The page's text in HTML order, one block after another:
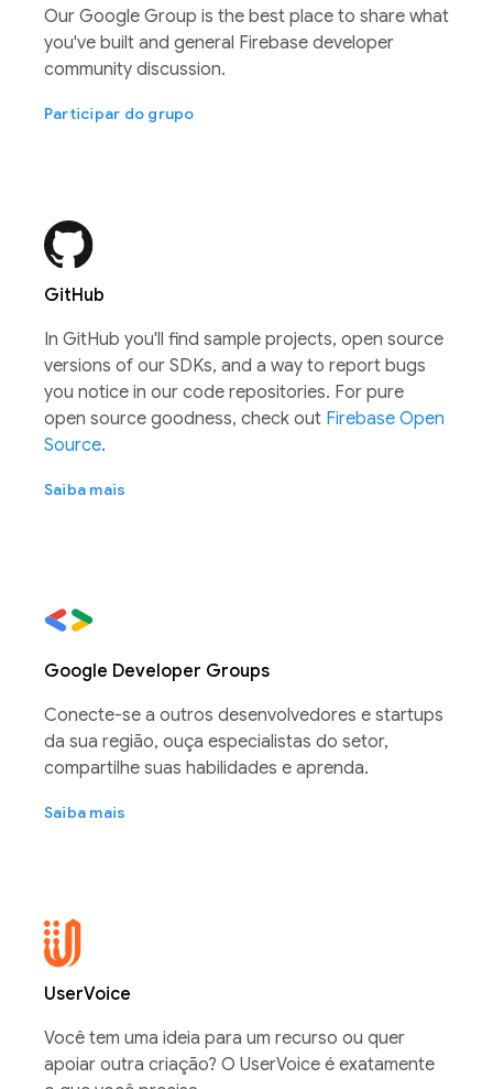
Our Google Group is the best place to share what
you've built and general Firebase developer
community discussion.
Participar do grupo
GitHub
In GitHub you'll find sample projects, open source
versions of our SDKs, and a way to report bugs
you notice in our code repositories. For pure
open source goodness, check out Firebase Open
Source.
Saiba mais
Google Developer Groups
Conecte-se a outros desenvolvedores e startups
da sua região, ouça especialistas do setor,
compartilhe suas habilidades e aprenda.
Saiba mais
UserVoice
Você tem uma ideia para um recurso ou quer
apoiar outra criação? O UserVoice é exatamente